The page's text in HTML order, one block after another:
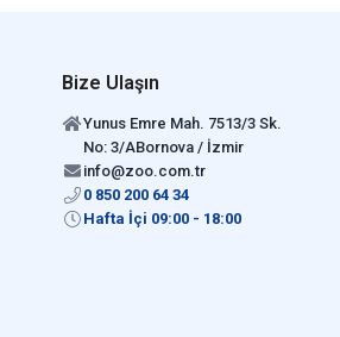
Bize Ulaşın
Yunus Emre Mah. 7513/3 Sk.
No: 3/ABornova / İzmir
info@zoo.com.tr
0 850 200 64 34
Hafta İçi 09:00 - 18:00